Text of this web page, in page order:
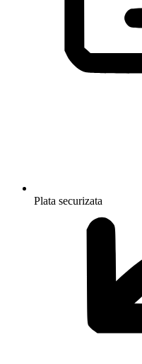
Plata securizata